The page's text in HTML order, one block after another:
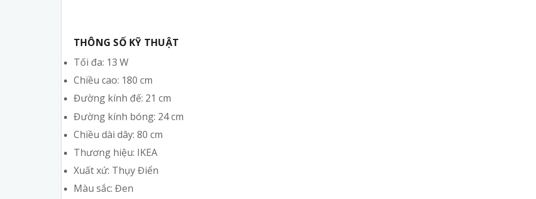
THÔNG SỐ KỸ THUẬT
Tối đa: 13 W
Chiều cao: 180 cm
Đường kính đế: 21 cm
Đường kính bóng: 24 cm
Chiều dài dây: 80 cm
Thương hiệu: IKEA
Xuất xứ: Thụy Điển
Màu sắc: Đen